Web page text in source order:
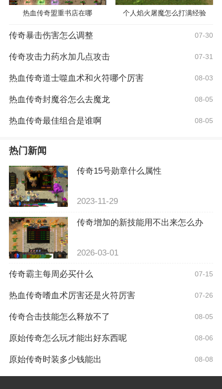
热血传奇盟重书店在哪 个人焰火屠魔怎么打满经验
传奇暴击伤害怎么调整 07-30
传奇攻击力药水加几点攻击 07-31
热血传奇道士噬血术和火符哪个厉害 08-03
热血传奇封魔谷怎么去魔龙 08-05
热血传奇最佳组合是谁啊 08-05
热门新闻
传奇15号勋章什么属性
2023-11-29
传奇增加的新技能用不出来怎么办
2026-03-01
传奇霸主每周必买什么 07-15
热血传奇嗜血术厉害还是火符厉害 07-26
传奇合击技能怎么释放不了 08-05
原始传奇怎么玩才能出好东西呢 08-06
原始传奇时装多少钱能出 08-08